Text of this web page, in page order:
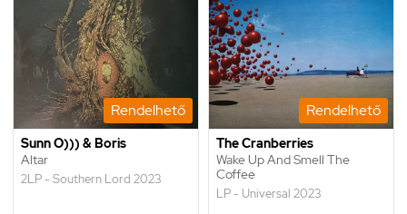
Rendelhető
Sunn O))) & Boris
Altar
2LP - Southern Lord 2023
Rendelhető
The Cranberries
Wake Up And Smell The
Coffee
LP - Universal 2023